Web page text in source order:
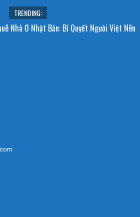
TRENDING:
Nhà Ở Nhật Bản: Bí Quyết Người Việt Nên